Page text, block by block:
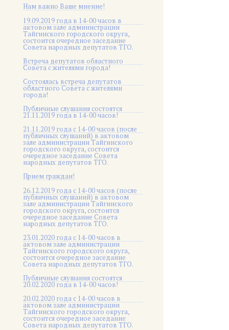
Нам важно Ваше мнение!
19.09.2019 года в 14-00 часов в
актовом зале администрации
Тайгинского городского округа,
состоится очередное заседание
Совета народных депутатов ТГО.
Встреча депутатов областного
Совета с жителями города!
Состоялась встреча депутатов
областного Совета с жителями
города!
Публичные слушания состоятся
21.11.2019 года в 14-00 часов!
21.11.2019 года с 14-00 часов (после
публичных слушаний) в актовом
зале администрации Тайгинского
городского округа, состоится
очередное заседание Совета
народных депутатов ТГО.
Прием граждан!
26.12.2019 года с 14-00 часов (после
публичных слушаний) в актовом
зале администрации Тайгинского
городского округа, состоится
очередное заседание Совета
народных депутатов ТГО.
23.01.2020 года с 14-00 часов в
актовом зале администрации
Тайгинского городского округа,
состоится очередное заседание
Совета народных депутатов ТГО.
Публичные слушания состоятся
20.02.2020 года в 14-00 часов!
20.02.2020 года с 14-00 часов в
актовом зале администрации
Тайгинского городского округа,
состоится очередное заседание
Совета народных депутатов ТГО.